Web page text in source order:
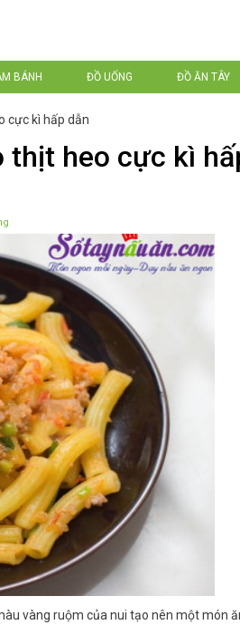
BÁNH ĐỒ UỐNG ĐỒ ĂN TÂY
cực kì hấp dẫn
thịt heo cực kì
vàng ruộm của nui tạo nên một món